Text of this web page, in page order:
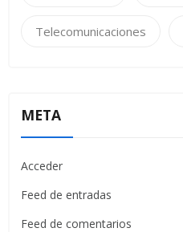
Telecomunicaciones
META
Acceder
Feed de entradas
Feed de comentarios